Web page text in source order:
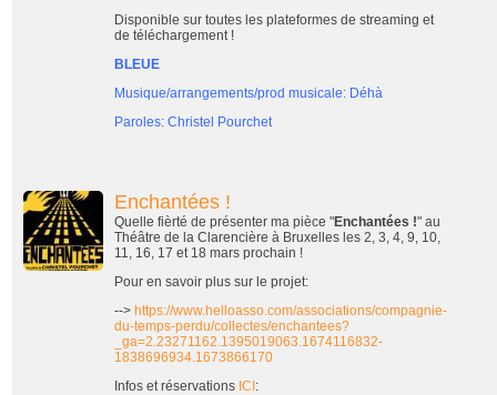
Disponible sur toutes les plateformes de streaming et
de téléchargement !
BLEUE
Musique/arrangements/prod musicale: Déhà
Paroles: Christel Pourchet
Enchantées !
Quelle fièrté de présenter ma pièce "Enchantées !" au
Théâtre de la Clarencière à Bruxelles les 2, 3, 4, 9, 10,
11, 16, 17 et 18 mars prochain !
Pour en savoir plus sur le projet:
-->https://www.helloasso.com/associations/compagnie-
du-temps-perdu/collectes/enchantees?
_ga=2.23271162.1395019063.1674116832-
1838696934.1673866170
Infos et réservations ICI: